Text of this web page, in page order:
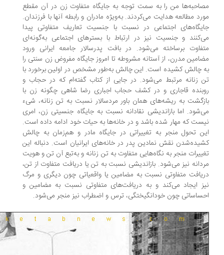
من را به سمت توجه به جایگاه متفاوت زن در آن مقطع
مطالعه هدایت می‌کردند. به‌ویژه مادران و رابطه آنها با فرزندان.
اجتماعی در نسبت با جنسیت تعاریف متفاوتی پیدا
و جنسیت نیز در ارتباط با بسترهای اجتماعی به‌گونه‌ای
برساخته می‌شود. در بافت پدرسالار جامعه ایرانی ورود
مدرن، از آستانه مشروطه تا امروز جایگاه مفروض زن سنتی را
چالش کشیده است. این چالش به‌طور مشخص در اولین برخورد با
زنانه مرتبط می‌شود. در جایی از کتاب گفته‌ام که در حجاب و
قاجاری و در کشف حجاب اجباری رضا شاهی چگونه زن با
به ریشه‌های همان باور مردسالار نسبت به تن زنانه، شی‌ء
اما بازاندیشی نقادانه نسبت به جایگاه جنسیتی زن، امری
که مهار شده باشد و در خانه‌ها به حیات خود ادامه داده است.
تحول منجر به تغییراتی در جایگاه مادر و هم‌زمان به چالش
نقش نمادین پدر در خانه‌های ایرانیان است. دنباله این
منجر به نگاه‌هایی متفاوت به تن زنانه و به‌تبع آن تن و هویت
نیز می‌شود. بازاندیشی نسبت به تن یا دریافت متفاوت از تن،
متفاوتی نسبت به مضامین یا واقعیاتی چون دیگری و مرگ
ایجاد می‌کند و به دریافت‌های متفاوتی نسبت به مضامین و
چون خودانگیختگی، ترس و اضطراب نیز منجر می‌شود.